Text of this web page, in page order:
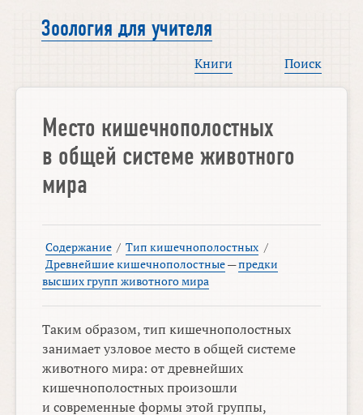
Зоология для учителя
Книги Поиск
Место кишечнополостных
в общей системе животного
мира
Содержание / Тип кишечнополостных /
Древнейшие кишечнополостные—предки
высших групп животного мира
Таким образом, тип кишечнополостных
занимает узловое место в общей системе
животного мира: от древнейших
кишечнополостных произошли
и современные формы этой группы,